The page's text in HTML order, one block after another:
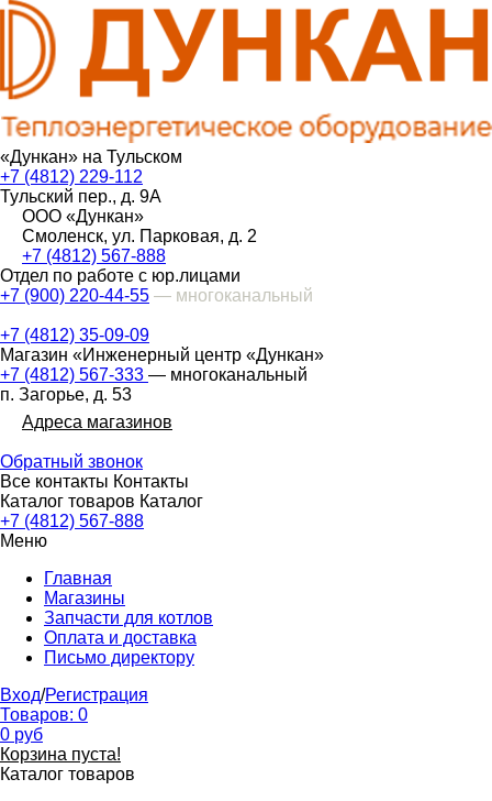
«Дункан» на Тульском
+7 (4812) 229-112
Тульский пер., д. 9А
ООО «Дункан»
Смоленск, ул. Парковая, д. 2
+7 (4812) 567-888
Отдел по работе с юр.лицами
+7 (900) 220-44-55 — многоканальный
+7 (4812) 35-09-09
Магазин «Инженерный центр «Дункан»
+7 (4812) 567-333 — многоканальный
п. Загорье, д. 53
Адреса магазинов
Обратный звонок
Все контакты Контакты
Каталог товаров Каталог
+7 (4812) 567-888
Меню
Главная
Магазины
Запчасти для котлов
Оплата и доставка
Письмо директору
Вход/Регистрация
Товаров: 0
0 руб
Корзина пуста!
Каталог товаров